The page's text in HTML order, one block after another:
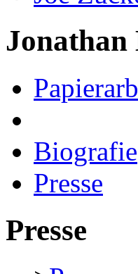
Jonathan
Biografie
Presse
Presse